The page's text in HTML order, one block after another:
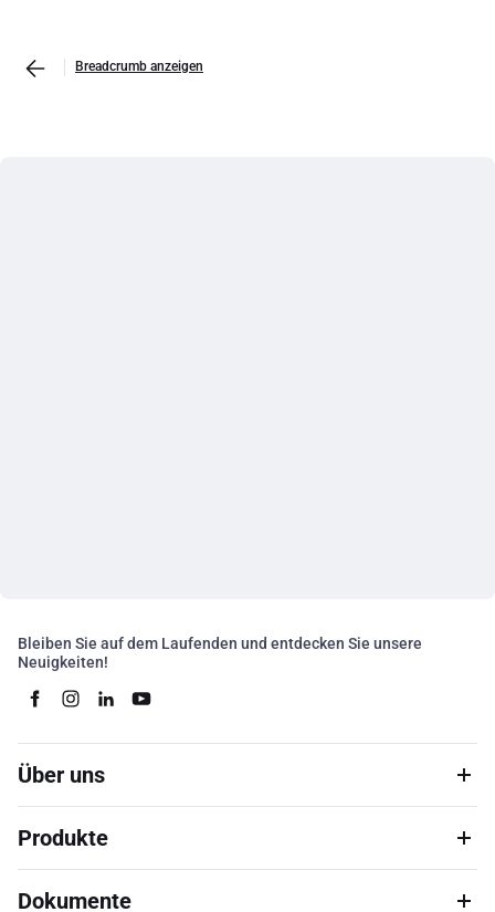
Breadcrumb anzeigen
Bleiben Sie auf dem Laufenden und entdecken Sie unsere
Neuigkeiten!
Über uns
Produkte
Dokumente